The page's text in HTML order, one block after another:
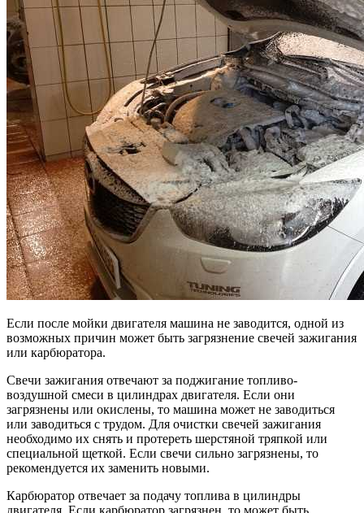
Если после мойки двигателя машина не заводится, одной из
возможных причин может быть загрязнение свечей зажигания
или карбюратора.
Свечи зажигания отвечают за поджигание топливо-
воздушной смеси в цилиндрах двигателя. Если они
загрязнены или окислены, то машина может не заводиться
или заводиться с трудом. Для очистки свечей зажигания
необходимо их снять и протереть шерстяной тряпкой или
специальной щеткой. Если свечи сильно загрязнены, то
рекомендуется их заменить новыми.
Карбюратор отвечает за подачу топлива в цилиндры
двигателя. Если карбюратор загрязнен, то может быть